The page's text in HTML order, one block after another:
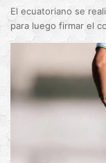
El ecuatoriano se
para luego firmar el